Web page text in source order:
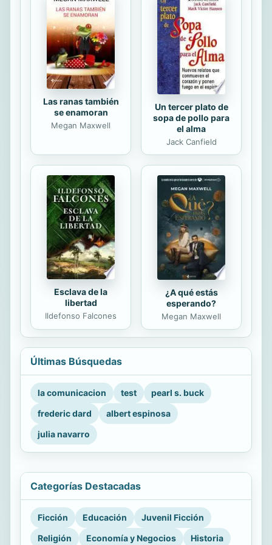
espiritual y a la vez real sobre el
amor y el dolor.
Las ranas también
se enamoran
Megan Maxwell
Un tercer plato de
sopa de pollo para
el alma
Jack Canfield
Esclava de la
libertad
Ildefonso Falcones
¿A qué estás
esperando?
Megan Maxwell
Últimas Búsquedas
la comunicacion test
pearl s. buck
frederic dard
albert espinosa
julia navarro
Categorías Destacadas
Ficción Educación
Juvenil Ficción
Religión
Economía y Negocios Historia